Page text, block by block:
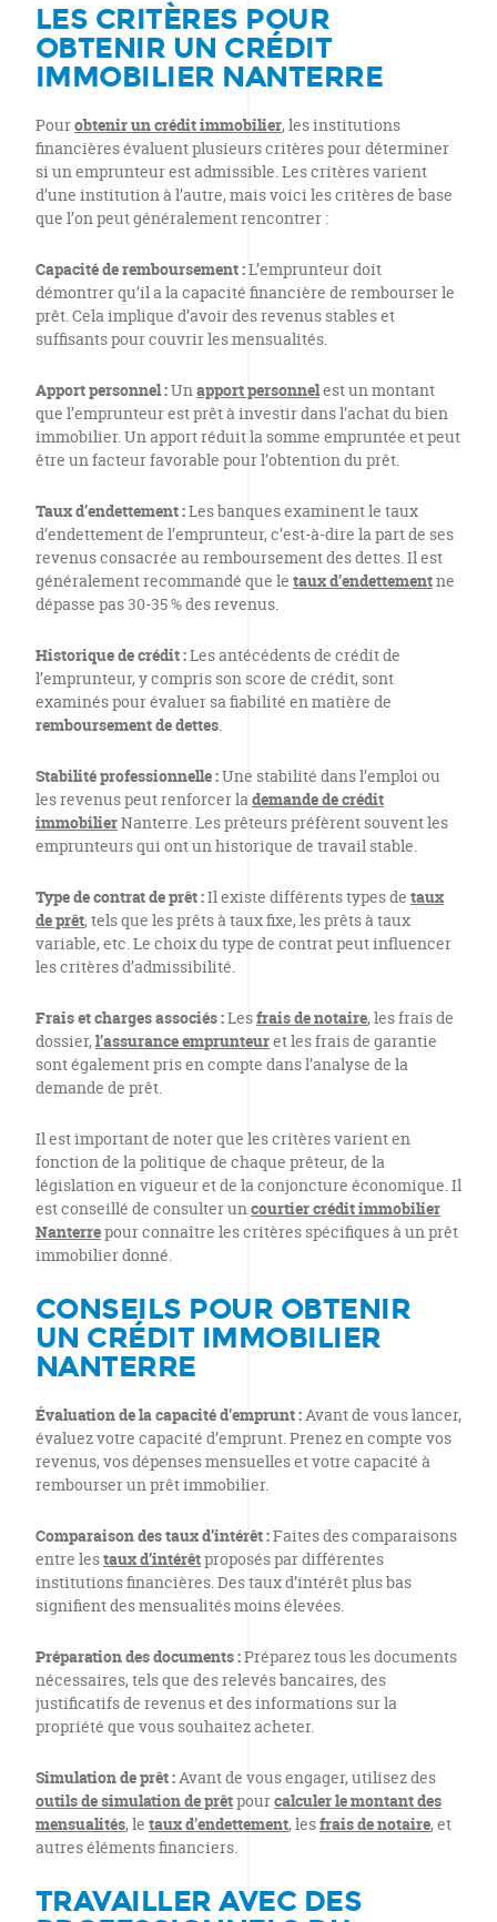
LES CRITÈRES POUR
OBTENIR UN CRÉDIT
IMMOBILIER NANTERRE
Pourobtenir un crédit immobilier, les institutions
financières évaluent plusieurs critères pour déterminer
si un emprunteur est admissible. Les critères varient
d’une institution à l’autre, mais voici les critères de base
que l’on peut généralement rencontrer :
Capacité de remboursement :L’emprunteur doit
démontrer qu’il a la capacité financière de rembourser le
prêt. Cela implique d’avoir des revenus stables et
suffisants pour couvrir les mensualités.
Apport personnel :Unapport personnelest un montant
que l’emprunteur est prêt à investir dans l’achat du bien
immobilier. Un apport réduit la somme empruntée et peut
être un facteur favorable pour l’obtention du prêt.
Taux d’endettement :Les banques examinent le taux
d’endettement de l’emprunteur, c’est-à-dire la part de ses
revenus consacrée au remboursement des dettes. Il est
généralement recommandé que le taux d’endettementne
dépasse pas 30-35 % des revenus.
Historique de crédit :Les antécédents de crédit de
l’emprunteur, y compris son score de crédit, sont
examinés pour évaluer sa fiabilité en matière de
remboursement de dettes.
Stabilité professionnelle :Une stabilité dans l’emploi ou
les revenus peut renforcer lademande de crédit
immobilierNanterre. Les prêteurs préfèrent souvent les
emprunteurs qui ont un historique de travail stable.
Type de contrat de prêt :Il existe différents types de taux
de prêt, tels que les prêts à taux fixe, les prêts à taux
variable, etc. Le choix du type de contrat peut influencer
les critères d’admissibilité.
Frais et charges associés :Lesfrais de notaire, les frais de
dossier, l’assurance emprunteuret les frais de garantie
sont également pris en compte dans l’analyse de la
demande de prêt.
Il est important de noter que les critères varient en
fonction de la politique de chaque prêteur, de la
législation en vigueur et de la conjoncture économique. Il
est conseillé de consulter uncourtier crédit immobilier
Nanterrepour connaître les critères spécifiques à un prêt
immobilier donné.
CONSEILS POUR OBTENIR
UN CRÉDIT IMMOBILIER
NANTERRE
Évaluation de la capacité d’emprunt :Avant de vous lancer,
évaluez votre capacité d’emprunt. Prenez en compte vos
revenus, vos dépenses mensuelles et votre capacité à
rembourser un prêt immobilier.
Comparaison des taux d’intérêt :Faites des comparaisons
entre lestaux d’intérêtproposés par différentes
institutions financières. Des taux d’intérêt plus bas
signifient des mensualités moins élevées.
Préparation des documents :Préparez tous les documents
nécessaires, tels que des relevés bancaires, des
justificatifs de revenus et des informations sur la
propriété que vous souhaitez acheter.
Simulation de prêt :Avant de vous engager, utilisez des
outils de simulation de prêtpourcalculer le montant des
mensualités, le taux d’endettement, lesfrais de notaire, et
autres éléments financiers.
TRAVAILLER AVEC DES